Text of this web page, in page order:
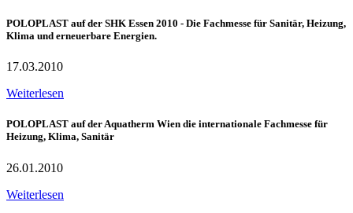
POLOPLAST auf der SHK Essen 2010 - Die Fachmesse für Sanitär, Heizung,
Klima und erneuerbare Energien.
17.03.2010
Weiterlesen
POLOPLAST auf der Aquatherm Wien die internationale Fachmesse für
Heizung, Klima, Sanitär
26.01.2010
Weiterlesen